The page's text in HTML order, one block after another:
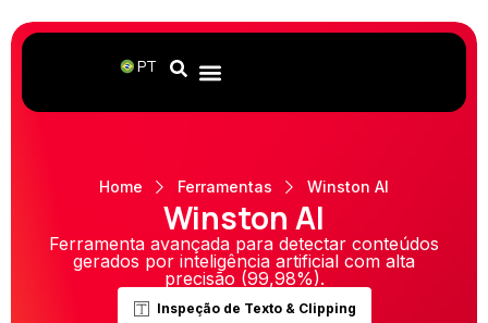
PT
Home Ferramentas Winston AI
Winston AI
Ferramenta avançada para detectar conteúdos
gerados por inteligência artificial com alta
precisão (99,98%).
Inspeção de Texto & Clipping